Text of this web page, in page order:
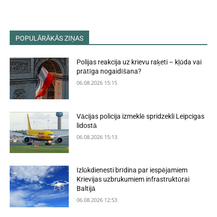
POPULĀRĀKĀS ZIŅAS
Polijas reakcija uz krievu raķeti – kļūda vai
prātīga nogaidīšana?
06.08.2026 15:15
Vācijas policija izmeklē spridzekli Leipcigas
lidostā
06.08.2026 15:13
Izlūkdienesti brīdina par iespējamiem
Krievijas uzbrukumiem infrastruktūrai
Baltijā
06.08.2026 12:53